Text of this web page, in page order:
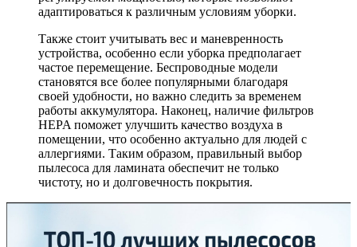
адаптироваться к различным условиям уборки.
Также стоит учитывать вес и маневренность
устройства, особенно если уборка предполагает
частое перемещение. Беспроводные модели
становятся все более популярными благодаря
своей удобности, но важно следить за временем
работы аккумулятора. Наконец, наличие фильтров
HEPA поможет улучшить качество воздуха в
помещении, что особенно актуально для людей с
аллергиями. Таким образом, правильный выбор
пылесоса для ламината обеспечит не только
чистоту, но и долговечность покрытия.